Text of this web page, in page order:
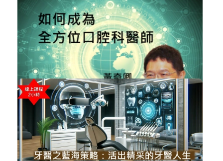
NT$4,000
黃奇卿-如何成為全方位口腔科醫師
植牙 加入購物車
購買後有效期限：2026-11-06